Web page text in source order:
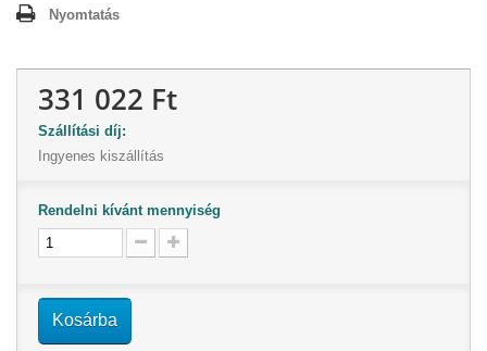
Nyomtatás
331 022 Ft
Szállítási díj:
Ingyenes kiszállítás
Rendelni kívánt mennyiség
Kosárba